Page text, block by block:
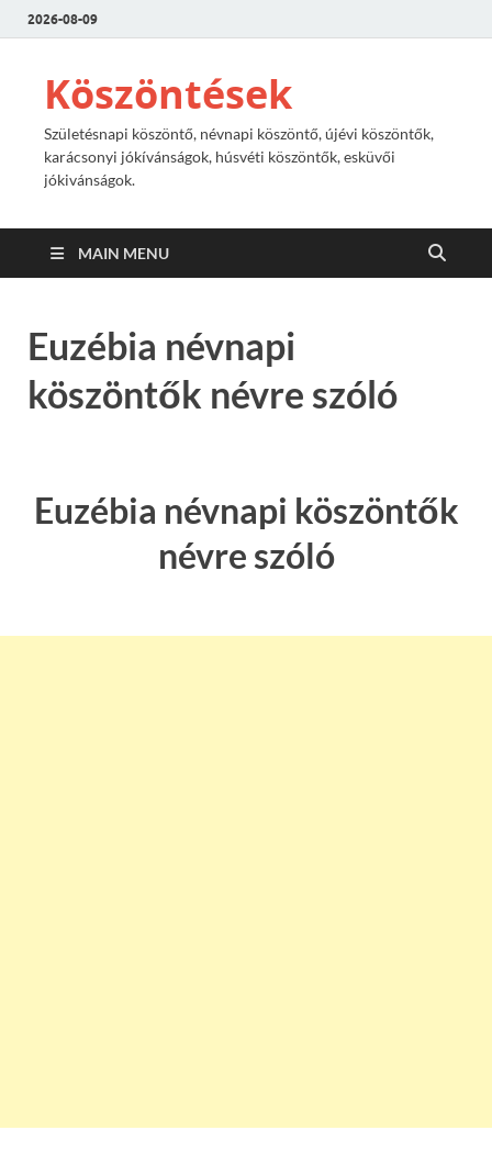
2026-08-09
Köszöntések
Születésnapi köszöntő, névnapi köszöntő, újévi köszöntők,
karácsonyi jókívánságok, húsvéti köszöntők, esküvői
jókivánságok.
MAIN MENU
Euzébia névnapi
köszöntők névre szóló
Euzébia névnapi köszöntők
névre szóló